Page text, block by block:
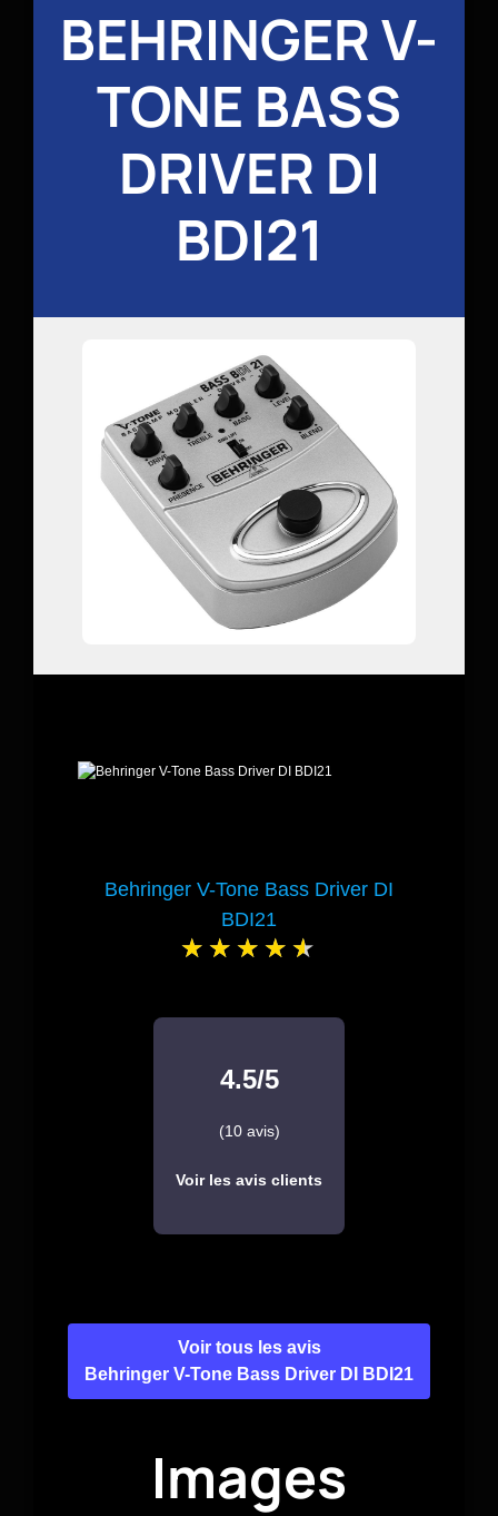
BEHRINGER V-
TONE BASS
DRIVER DI
BDI21
Behringer V-Tone Bass Driver DI
BDI21
4.5/5
(10 avis)
Voir les avis clients
Voir tous les avis
Behringer V-Tone Bass Driver DI BDI21
Images